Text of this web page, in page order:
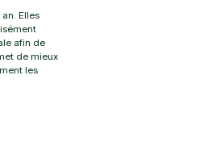
Elles
afin de
de mieux
les